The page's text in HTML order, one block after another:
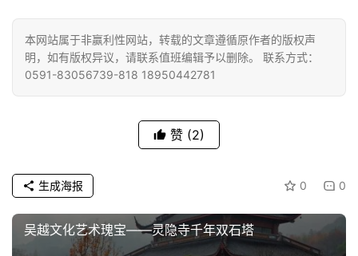
本网站属于非赢利性网站，转载的文章遵循原作者的版权声
明，如有版权异议，请联系值班编辑予以删除。 联系方式：
0591-83056739-818 18950442781
赞 (2)
0 0
生成海报
吴越文化艺术瑰宝——灵隐寺千年双石塔